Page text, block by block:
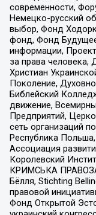
современности,
Немецко-русский
выбор, Фонд
фонд, Фонд
информации,
за права человека,
Христиан
Поколение,
Библейский
движение,
Предприятий,
сеть организаций
Республика
Ассоциация
Королевский
КРИМСЬКА
Бёлля, Stichting
правовой
Фонд Открытой